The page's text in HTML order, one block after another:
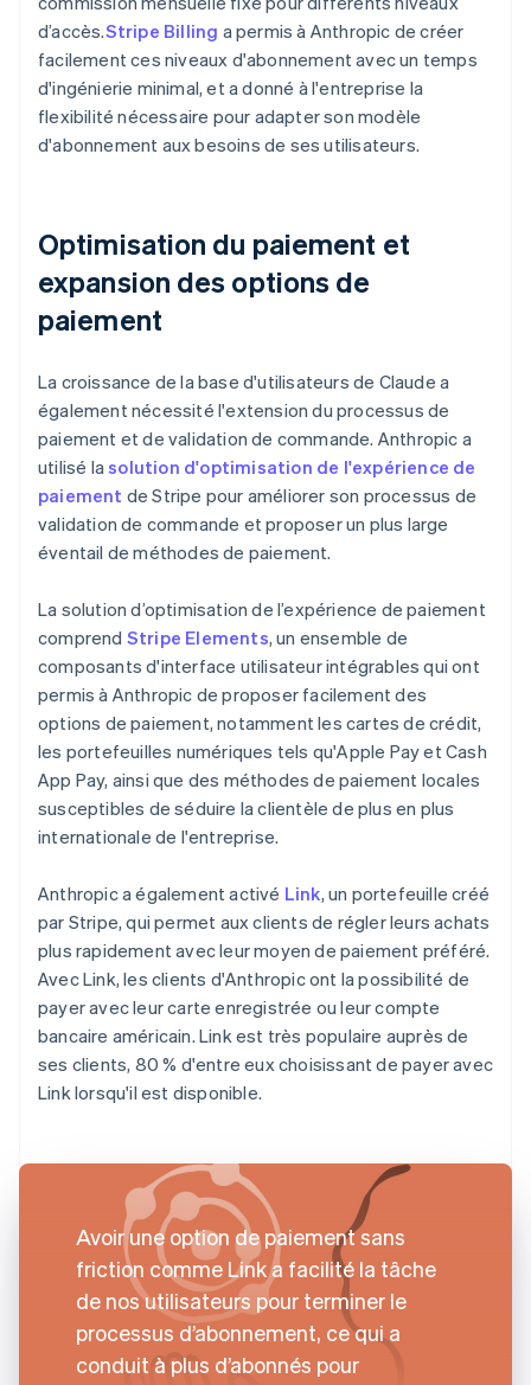
d’accès.Stripe Billing a permis à Anthropic de créer
facilement ces niveaux d'abonnement avec un temps
d'ingénierie minimal, et a donné à l'entreprise la
flexibilité nécessaire pour adapter son modèle
d'abonnement aux besoins de ses utilisateurs.
Optimisation du paiement et
expansion des options de
paiement
La croissance de la base d'utilisateurs de Claude a
également nécessité l'extension du processus de
paiement et de validation de commande. Anthropic a
utilisé lasolution d'optimisation de l'expérience de
paiement de Stripe pour améliorer son processus de
validation de commande et proposer un plus large
éventail de méthodes de paiement.
La solution d’optimisation de l’expérience de paiement
comprend Stripe Elements, un ensemble de
composants d'interface utilisateur intégrables qui ont
permis à Anthropic de proposer facilement des
options de paiement, notamment les cartes de crédit,
les portefeuilles numériques tels qu'Apple Pay et Cash
App Pay, ainsi que des méthodes de paiement locales
susceptibles de séduire la clientèle de plus en plus
internationale de l'entreprise.
Anthropic a également activé Link, un portefeuille créé
par Stripe, qui permet aux clients de régler leurs achats
plus rapidement avec leur moyen de paiement préféré.
Avec Link, les clients d'Anthropic ont la possibilité de
payer avec leur carte enregistrée ou leur compte
bancaire américain. Link est très populaire auprès de
ses clients, 80 % d'entre eux choisissant de payer avec
Link lorsqu'il est disponible.
Avoir une option de paiement sans
friction comme Link a facilité la tâche
de nos utilisateurs pour terminer le
processus d’abonnement, ce qui a
conduit à plus d’abonnés pour